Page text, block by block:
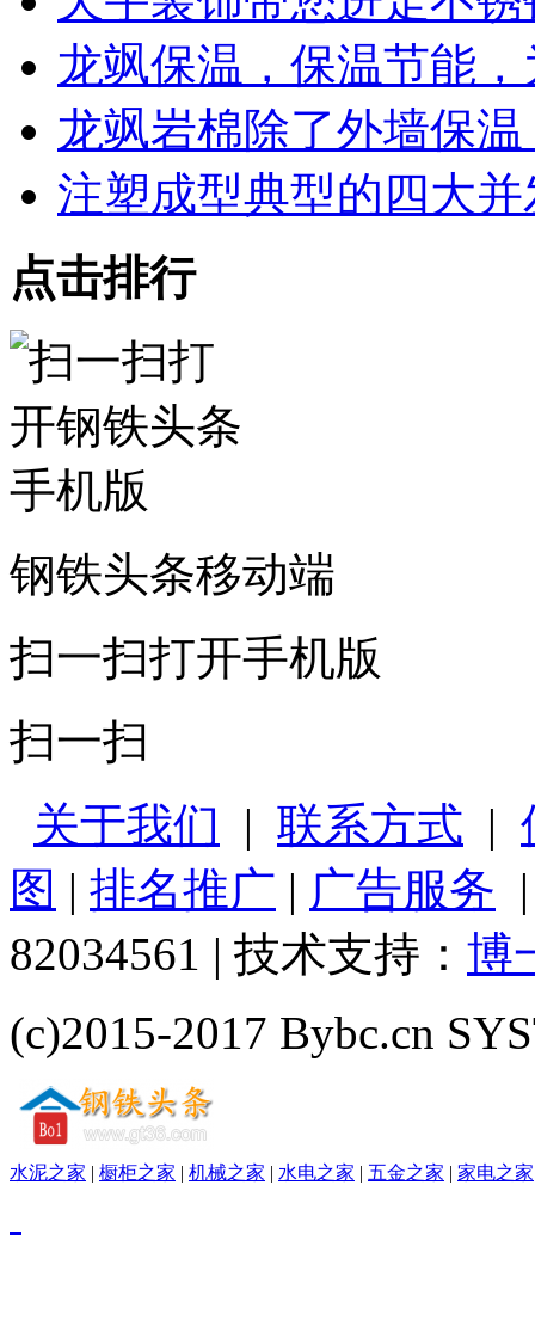
龙飒保温，保温节能
龙飒岩棉除了外墙保
注塑成型典型的四大并
点击排行
钢铁头条移动端
扫一扫打开手机版
扫一扫
关于我们 | 联系方式 |
图 | 排名推广 | 广告服务
82034561 | 技术支持： 博
(c)2015-2017 Bybc.cn
水泥之家 | 橱柜之家 | 机械之家 | 水电之家 | 五金之家 | 家电之家